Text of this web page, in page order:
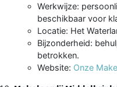
Werkwijze:
beschikbaar voor
Locatie: Het
Bijzonderheid:
betrokken.
Website: Onze